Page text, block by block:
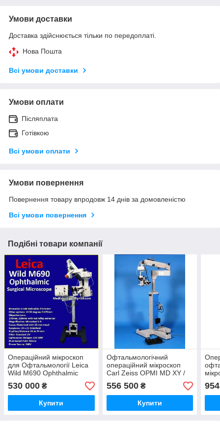
Умови доставки
Доставка здійснюється тільки по передоплаті.
Нова Пошта
Всі умови доставки
Умови оплати
Післяплата
Готівкою
Всі умови оплати
Умови повернення
Повернення товару впродовж 14 днів за домовленістю
Всі умови повернення
Подібні товари компанії
Операційний мікроскоп
для Офтальмології Leica
Wild M690 Ophthalmic
Surgical Microscope
530 000 ₴
Купити
Офтальмологічний
операційний мікроскоп
Carl Zeiss OPMI MD XY /
S3 Ophthalmic Surgical
Microscope
556 500₴
Купити